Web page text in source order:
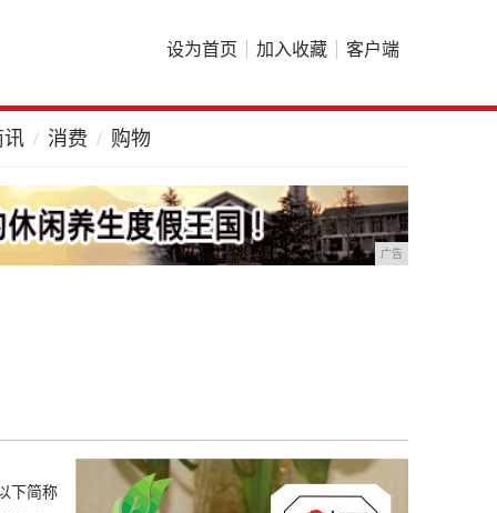
设为首页 加入收藏 客户端
讯 消费 购物
广告
下简称